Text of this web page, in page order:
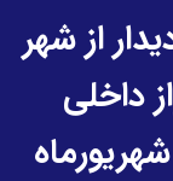
از شهر
داخلی